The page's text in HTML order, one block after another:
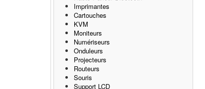
Imprimantes
Cartouches
KVM
Moniteurs
Numériseurs
Onduleurs
Projecteurs
Routeurs
Souris
Support LCD